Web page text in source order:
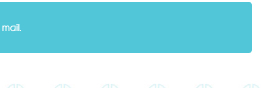
mail.